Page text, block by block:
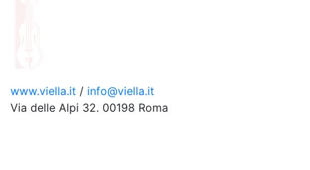
www.viella.it / info@viella.it
Via delle Alpi 32. 00198 Roma